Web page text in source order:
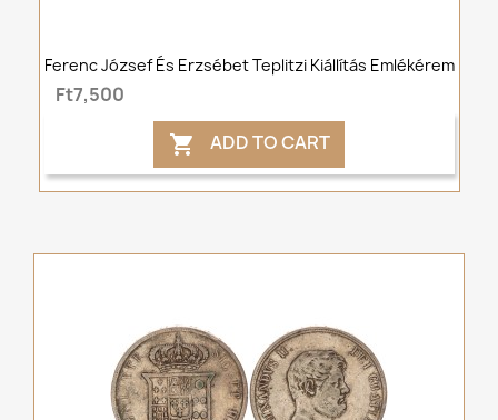
Ferenc József És Erzsébet Teplitzi Kiállítás Emlékérem
Ft7,500
 ADD TO CART